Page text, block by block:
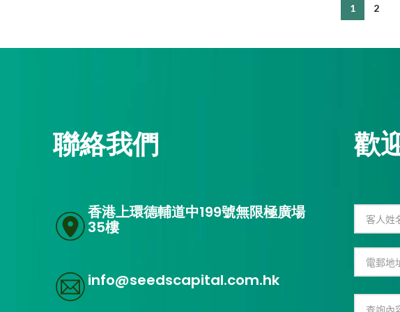
1 2
聯絡我們
香港上環德輔道中199號無限極廣場
35樓
info@seedscapital.com.hk
歡